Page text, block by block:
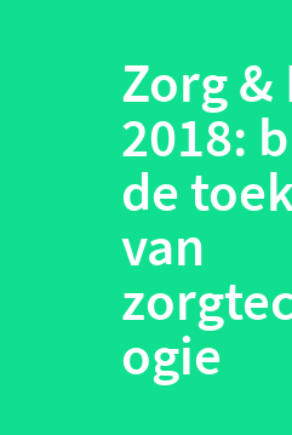
Zorg&
2018:
de
van
ogie